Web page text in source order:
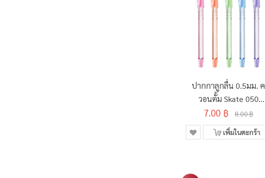
ปากกาลูกลื่น 0.5มม. ค
วอนตั้ม Skate 050
สีน้ำเงิน คละสี
7.00 ฿ 8.00 ฿
เพิ่มในตะกร้า